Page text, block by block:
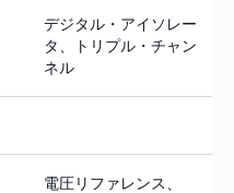
デジタル・アイソレー
タ、トリプル・チャン
ネル
電圧リファレンス、